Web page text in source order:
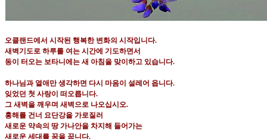
오클랜드에서 시작된 행복한 변화의 시작입니다.
새벽기도로 하루를 여는 시간에 기도하면서
동이 터오는 보타니에는 새 아침을 맞이하고 있습니다.
하나님과 열애만 생각하면 다시 마음이 설레어 옵니다.
잊었던 첫 사랑이 떠오릅니다.
그 새벽을 깨우며 새벽으로 나오십시오.
홍해를 건너 요단강을 가로질러
새로운 약속의 땅 가나안을 차지해 들어가는
새로운 세대를 꿈을 꿉니다.